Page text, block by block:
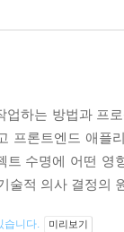
업하는 방법과 프
프론트엔드 애플
트 수명에 어떤
술적 의사 결정의
습니다. 미리보기